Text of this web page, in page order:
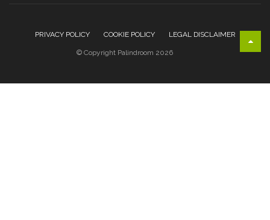
PRIVACY POLICY COOKIE POLICY LEGAL DISCLAIMER
© Copyright Palindroom 2026